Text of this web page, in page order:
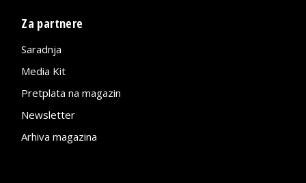
Za partnere
Saradnja
Media Kit
Pretplata na magazin
Newsletter
Arhiva magazina